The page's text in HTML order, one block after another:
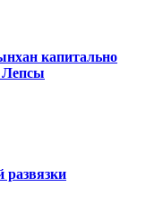
капитально
Лепсы
развязки